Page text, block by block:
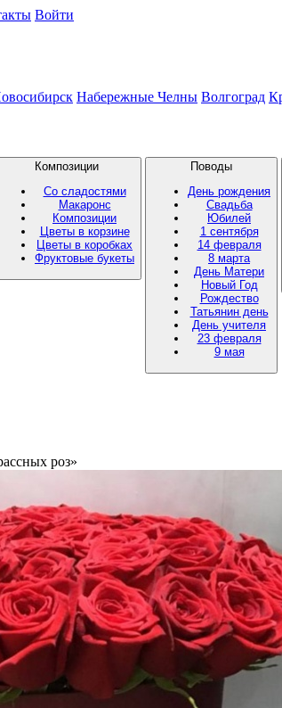
Войти
Набережные Челны Волгоград
Композиции
Со сладостями
Макаронс
Композиции
Цветы в корзине
Цветы в коробках
Фруктовые букеты
Поводы
День рождения
Свадьба
Юбилей
1 сентября
14 февраля
8 марта
День Матери
Новый Год
Рождество
Татьянин день
День учителя
23 февраля
9 мая
роз»